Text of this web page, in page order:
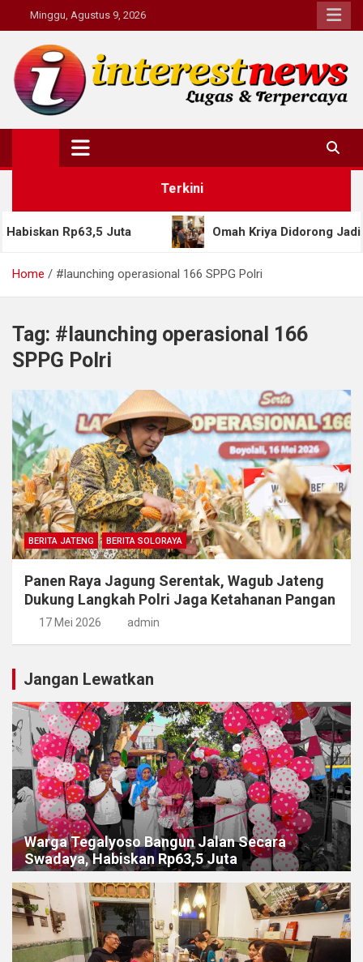
to
content
Minggu, Agustus 9, 2026
Interestnews.or.id
Terkini
Rp63,5 Juta Omah Kriya Didorong Jadi
Home #launching operasional 166 SPPG Polri
Tag: #launching operasional 166
SPPG Polri
BERITA JATENG BERITA SOLORAYA
Panen Raya Jagung Serentak, Wagub Jateng
Dukung Langkah Polri Jaga Ketahanan Pangan
17 Mei 2026 admin
Jangan Lewatkan
Warga Tegalyoso Bangun Jalan Secara
Swadaya, Habiskan Rp63,5 Juta